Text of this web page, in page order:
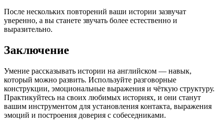
После нескольких повторений ваши истории зазвучат
уверенно, а вы станете звучать более естественно и
выразительно.
Заключение
Умение рассказывать истории на английском — навык,
который можно развить. Используйте разговорные
конструкции, эмоциональные выражения и чёткую структуру.
Практикуйтесь на своих любимых историях, и они станут
вашим инструментом для установления контакта, выражения
эмоций и построения доверия с собеседниками.